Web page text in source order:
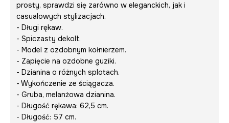
prosty, sprawdzi się zarówno w eleganckich, jak i
casualowych stylizacjach.
- Długi rękaw.
- Spiczasty dekolt.
- Model z ozdobnym kołnierzem.
- Zapięcie na ozdobne guziki.
- Dzianina o różnych splotach.
- Wykończenie ze ściągacza.
- Gruba, melanżowa dzianina.
- Długość rękawa: 62,5 cm.
- Długość: 57 cm.